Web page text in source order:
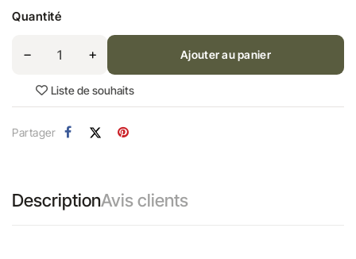
Quantité
Ajouter au panier
Liste de souhaits
Partager
DescriptionAvis clients